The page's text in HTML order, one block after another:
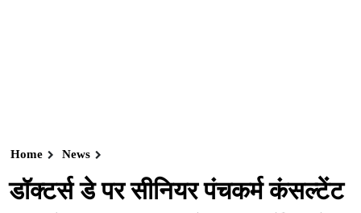
Home News
डॉक्टर्स डे पर सीनियर पंचकर्म कंसल्टेंट